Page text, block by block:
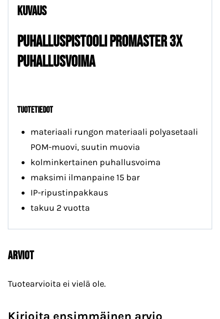
Kuvaus
PUHALLUSpistooli ProMaster 3x
puhallusvoima
tuotetiedot
materiaali rungon materiaali polyasetaali
POM-muovi, suutin muovia
kolminkertainen puhallusvoima
maksimi ilmanpaine 15 bar
IP-ripustinpakkaus
takuu 2 vuotta
Arviot
Tuotearvioita ei vielä ole.
Kirjoita ensimmäinen arvio